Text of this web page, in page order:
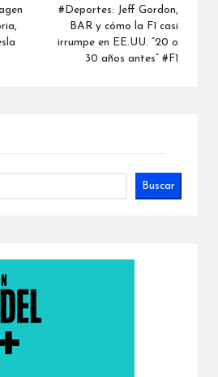
#Deportes: Jeff Gordon,
BAR y cómo la F1 casi
irrumpe en EE.UU. “20 o
30 años antes” #F1
Buscar